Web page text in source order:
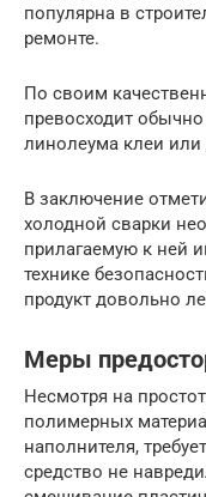
популярна в
ремонте.
По своим
превосходит
линолеума клеи или
В заключение
холодной сварки
прилагаемую к ней
технике
продукт довольно
Меры
Несмотря на
полимерных
наполнителя,
средство не